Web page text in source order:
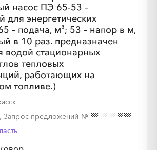
насос ПЭ 65-53 –
для энергетических
– подача, м³; 53 – напор в м,
в 10 раз. предназначен
водой стационарных
тепловых
работающих на
топливе.)
Запрос предложений №